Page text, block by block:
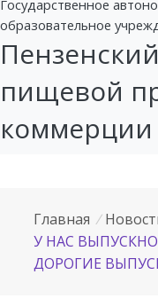
Государственное
образовательное
пищевой
коммерции
Главная /
У НАС
ДОРОГИЕ